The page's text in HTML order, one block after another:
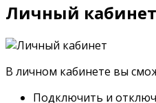
Личный кабинет
В личном кабинете вы
Подключить и